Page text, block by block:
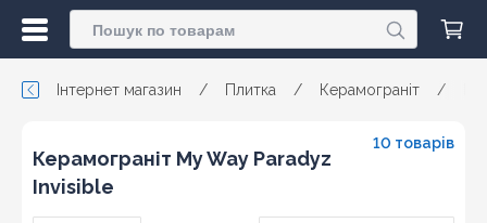
Інтернет магазин / Плитка / Керамограніт /
Керамограніт My Way Paradyz
Invisible
10 товарів